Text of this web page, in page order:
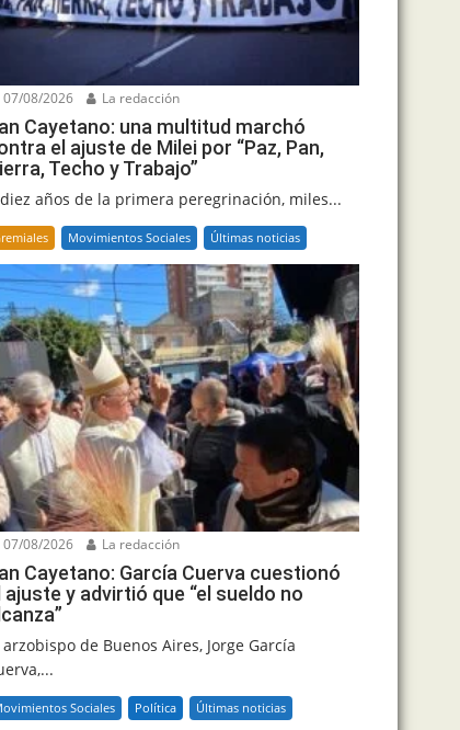
07/08/2026 La redacción
Cayetano: una multitud marchó
el ajuste de Milei por “Paz, Pan,
Techo y Trabajo”
años de la primera peregrinación, miles...
Movimientos Sociales Últimas noticias
07/08/2026 La redacción
Cayetano: García Cuerva cuestionó
ajuste y advirtió que “el sueldo no
arzobispo de Buenos Aires, Jorge García
Sociales Política Últimas noticias